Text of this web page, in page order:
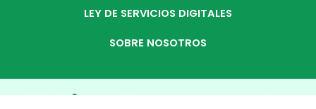
LEY DE SERVICIOS DIGITALES
SOBRE NOSOTROS